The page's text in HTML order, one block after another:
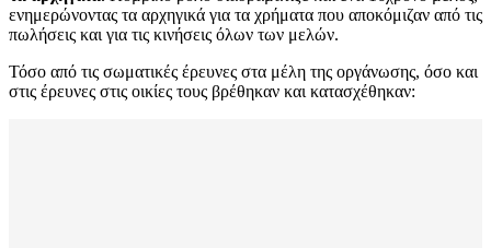
ενημερώνοντας τα αρχηγικά για τα χρήματα που αποκόμιζαν από τις
πωλήσεις και για τις κινήσεις όλων των μελών.
Τόσο από τις σωματικές έρευνες στα μέλη της οργάνωσης, όσο και
στις έρευνες στις οικίες τους βρέθηκαν και κατασχέθηκαν: